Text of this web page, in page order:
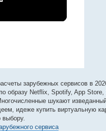
зарубежных сервисов в
образу Netflix, Spotify, App
шукают
идеже купить виртуальную
выбору.
сервиса